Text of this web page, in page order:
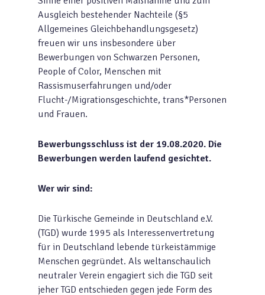
Ausgleich bestehender Nachteile (§5
Allgemeines Gleichbehandlungsgesetz)
freuen wir uns insbesondere über
Bewerbungen von Schwarzen Personen,
People of Color, Menschen mit
Rassismuserfahrungen und/oder
Flucht-/Migrationsgeschichte, trans*Personen
und Frauen.
Bewerbungsschluss ist der 19.08.2020. Die
Bewerbungen werden laufend gesichtet.
Wer wir sind:
Die Türkische Gemeinde in Deutschland e.V.
(TGD) wurde 1995 als Interessenvertretung
für in Deutschland lebende türkeistämmige
Menschen gegründet. Als weltanschaulich
neutraler Verein engagiert sich die TGD seit
jeher TGD entschieden gegen jede Form des